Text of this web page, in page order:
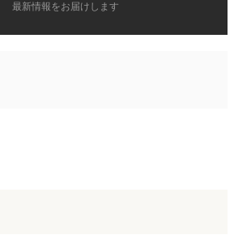
最新情報をお届けします